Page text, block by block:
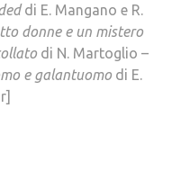
di E. Mangano e R.
donne e un mistero
di N. Martoglio –
e galantuomo di E.